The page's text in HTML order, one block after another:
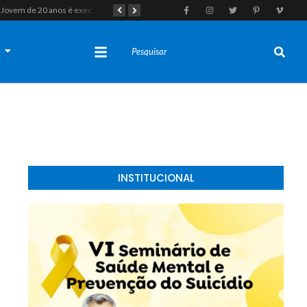
Jovem de 20 anos é executado a tiros em rede na companhia da namorada após criminosos invadirem casa fingindo ser policiais em Assú Homem com histórico de crimes sexuais é preso preventivamente por importunação sexual em supermercado de Caicó
INSTITUCIONAL